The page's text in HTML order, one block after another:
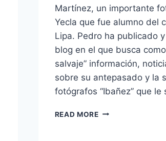
Martínez, un importante
Yecla que fue alumno del
Lipa. Pedro ha publicado
blog en el que busca
salvaje” información,
sobre su antepasado y la
fotógrafos “Ibañez” que le
READ MORECONDE